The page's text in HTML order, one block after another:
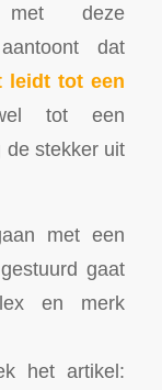
deze
dat
leidt tot een
tot een
de stekker uit
met een
gaat
en merk
het artikel: